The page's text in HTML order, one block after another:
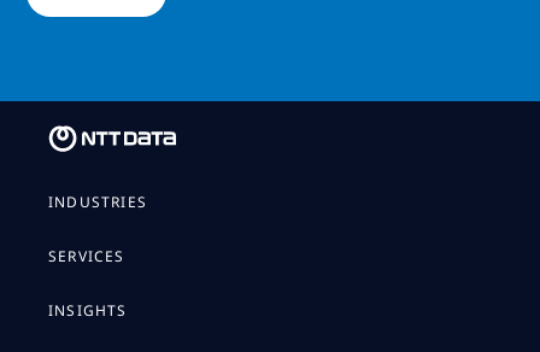
INDUSTRIES
SERVICES
INSIGHTS